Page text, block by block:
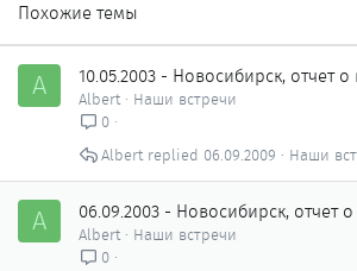
Похожие темы
A 10.05.2003 - Новосибирск, отчет о
Albert
Наши встречи
0
Наши
06.09.2009
Albert
A 06.09.2003 - Новосибирск, отчет
Albert
Наши встречи
0